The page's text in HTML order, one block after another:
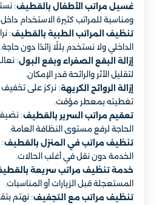
غسيل مراتب الأطفال بالقطيف:
ومناسبة للمراتب كثيرة الاستخدام
تنظيف المراتب الطبية بالقطيف:
الداخلي ولا نستخدم بللًا زائدًا دون حاجة.
إزالة البقع الصفراء وبقع البول:
لتقليل الأثر والرائحة قدر الإمكان.
إزالة الروائح الكريهة: نركز على تخفيف
تغطيته بمعطر مؤقت.
تعقيم مراتب السرير بالقطيف:
الحاجة لرفع مستوى النظافة العامة.
تنظيف مراتب في المنزل بالقطيف:
الخدمة دون نقل في أغلب الحالات.
خدمة تنظيف مراتب سريعة
المستعجلة قبل الزيارات أو المناسبات.
تنظيف مراتب مع التجفيف: نهتم